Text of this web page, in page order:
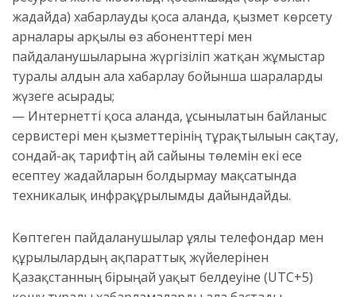
жағдайда) хабарлауды қоса алғанда, қызмет көрсету
арналары арқылы өз абоненттері мен
пайдаланушыларына жүргізіліп жатқан жұмыстар
туралы алдын ала хабарлау бойынша шараларды
жүзеге асырады;
— Интернетті қоса алғанда, ұсынылатын байланыс
сервистері мен қызметтерінің тұрақтылығын сақтау,
сондай-ақ тарифтің ай сайынғы төлемін екі есе
есептеу жағдайларын болдырмау мақсатында
техникалық инфрақұрылымды дайындайды.
Көптеген пайдаланушылар ұялы телефондар мен
құрылғылардың ақпараттық жүйелерінен
Қазақстанның бірыңғай уақыт белдеуіне (UTC+5)